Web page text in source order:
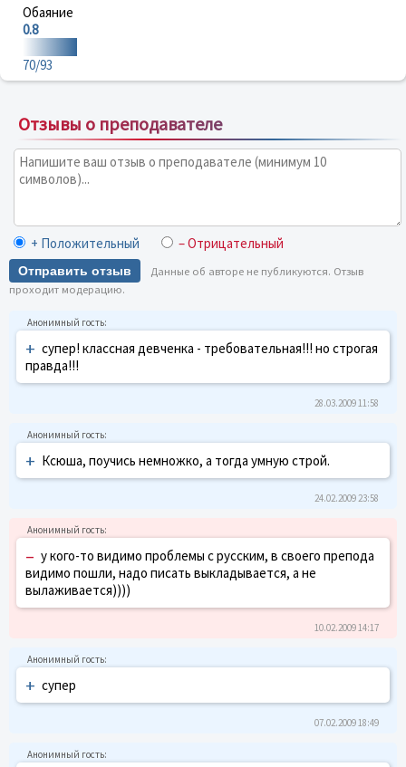
Обаяние
0.8
70/93
Отзывы о преподавателе
+ Положительный – Отрицательный
Отправить отзыв
Данные об авторе не публикуются. Отзыв
проходит модерацию.
+ супер! классная девченка - требовательная!!! но строгая
правда!!!
28.03.2009 11:58
+ Ксюша, поучись немножко, а тогда умную строй.
24.02.2009 23:58
– у кого-то видимо проблемы с русским, в своего препода
видимо пошли, надо писать выкладывается, а не
вылаживается))))
10.02.2009 14:17
+ супер
07.02.2009 18:49